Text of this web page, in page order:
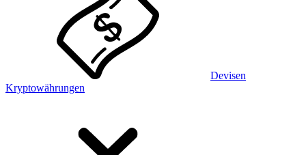
Devisen
Kryptowährungen